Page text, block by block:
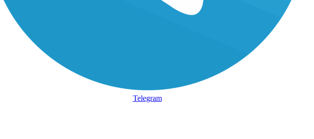
Telegram